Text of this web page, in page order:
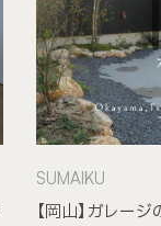
【岡山】ガレー
SUMAIKU